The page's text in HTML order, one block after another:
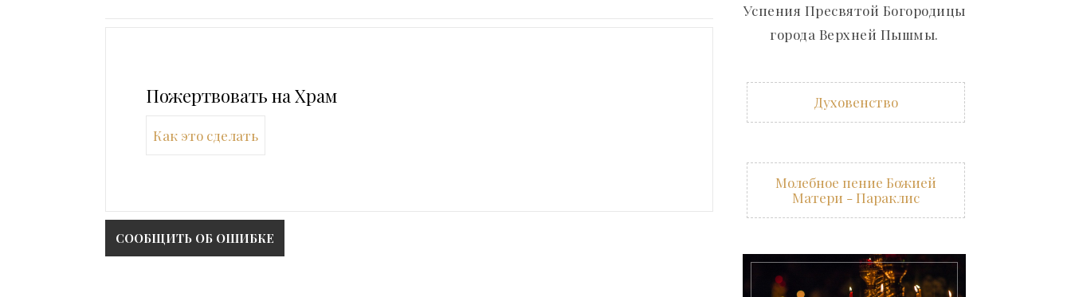
Пожертвовать на Храм
Как это сделать
Успения Пресвятой Богородицы
города Верхней Пышмы.
Духовенство
Молебное пение Божией
Матери - Параклис